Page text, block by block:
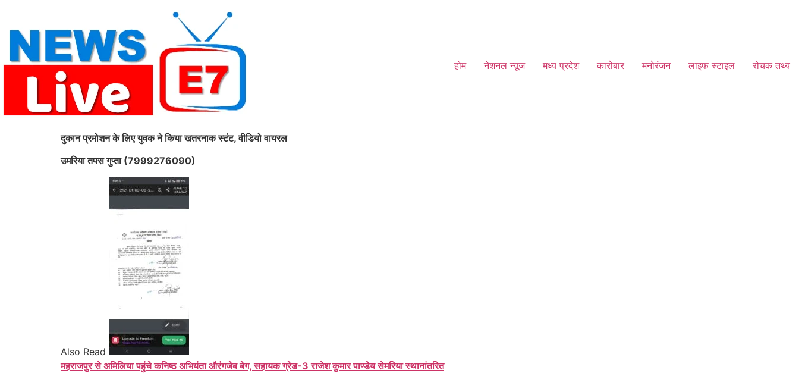
content
होम नेशनल न्यूज मध्य प्रदेश कारोबार मनोरंजन लाइफ स्टाइल रोचक तथ्य
दुकान प्रमोशन के लिए युवक ने किया खतरनाक स्टंट, वीडियो वायरल
उमरिया तपस गुप्ता (7999276090)
Also Read
महराजपुर से अमिलिया पहुंचे कनिष्ठ अभियंता औरंगजेब बेग, सहायक ग्रेड-3 राजेश कुमार पाण्डेय सेमरिया स्थानांतरित